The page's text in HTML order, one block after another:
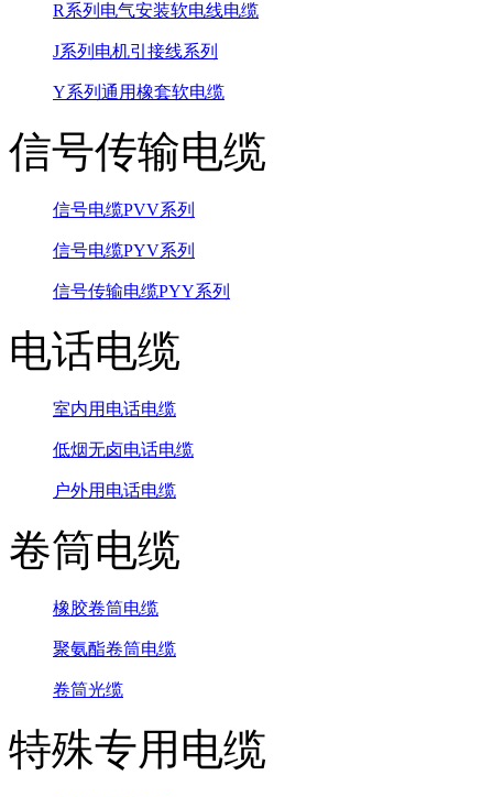
R系列电气安装软电线电缆
J系列电机引接线系列
Y系列通用橡套软电缆
信号传输电缆
信号电缆PVV系列
信号电缆PYV系列
信号传输电缆PYY系列
电话电缆
室内用电话电缆
低烟无卤电话电缆
户外用电话电缆
卷筒电缆
橡胶卷筒电缆
聚氨酯卷筒电缆
卷筒光缆
特殊专用电缆